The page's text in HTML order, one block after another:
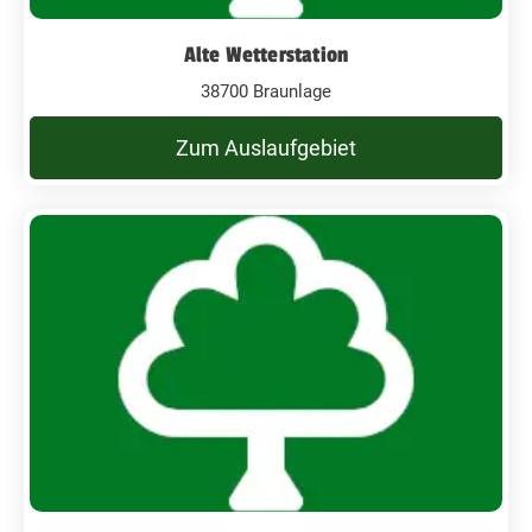
Alte Wetterstation
38700 Braunlage
Zum Auslaufgebiet